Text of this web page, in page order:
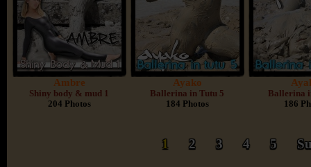
Ambre
Shiny body & mud 1
204 Photos
Ayako
Ballerina in Tutu 5
184 Photos
Ballerina
186
1 2 3 4 5